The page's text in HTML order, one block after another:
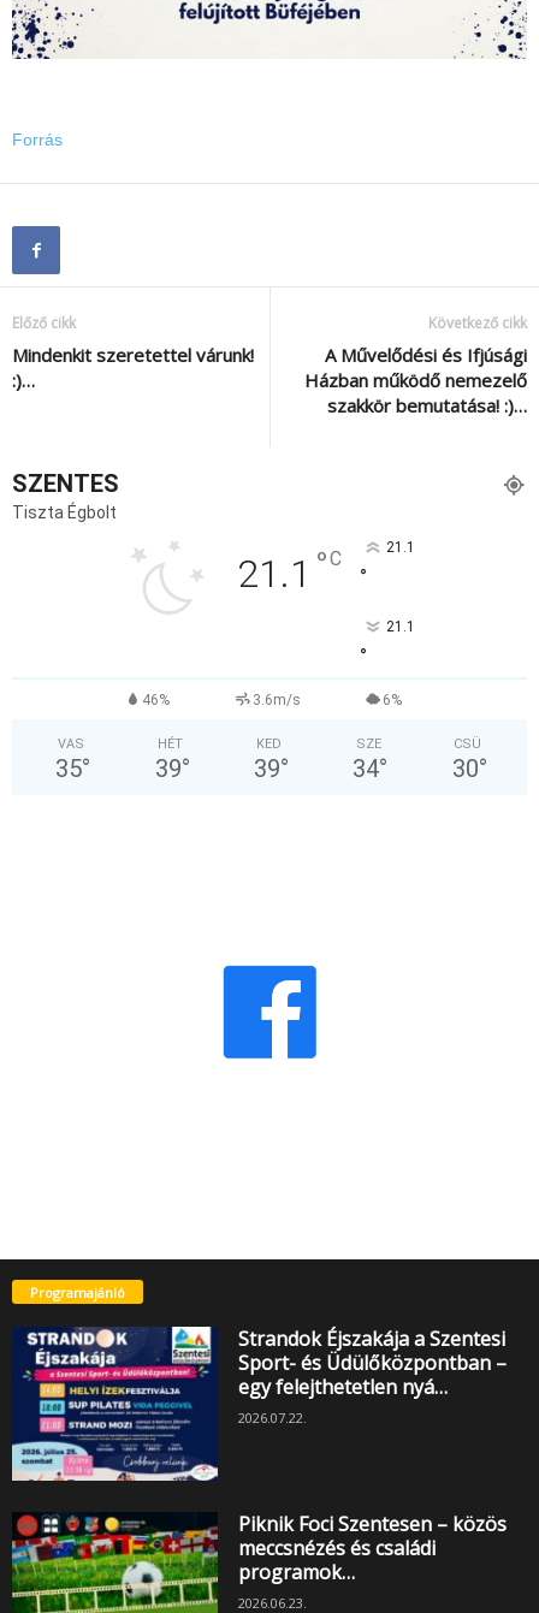
Forrás
Előző cikk
Mindenkit szeretettel várunk!
:)…
Következő cikk
A Művelődési és Ifjúsági
Házban működő nemezelő
szakkör bemutatása! :)…
SZENTES
Tiszta Égbolt
21.1 °C 21.1
°
21.1
°
46% 3.6m/s 6%
VAS
35°
HÉT
39°
KED
39°
SZE
34°
CSÜ
30°
Programajánló
Strandok Éjszakája a Szentesi
Sport- és Üdülőközpontban –
egy felejthetetlen nyá…
2026.07.22.
Piknik Foci Szentesen – közös
meccsnézés és családi
programok…
2026.06.23.